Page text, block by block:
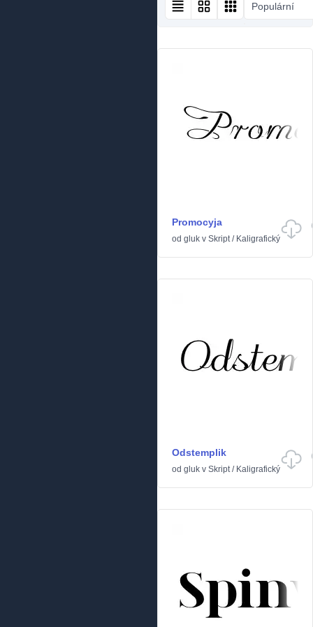
Populární
Promocyja
od gluk v Skript/ Kaligrafický
Odstemplik
od gluk v Skript/ Kaligrafický